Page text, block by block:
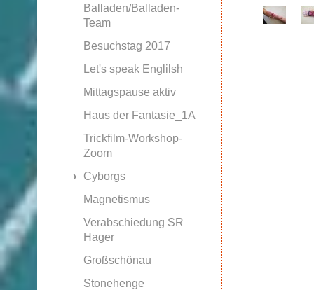
Balladen/Balladen-
Team
Besuchstag 2017
Let's speak Englilsh
Mittagspause aktiv
Haus der Fantasie_1A
Trickfilm-Workshop-
Zoom
Cyborgs
Magnetismus
Verabschiedung SR
Hager
Großschönau
Stonehenge